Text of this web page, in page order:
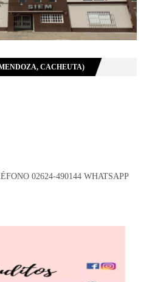
CACHEUTA)
02624-490144 WHATSAPP